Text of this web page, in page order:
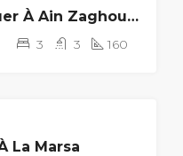
Appart Marseille À Louer À Ain Zaghouan
3 3 160
La Marsa